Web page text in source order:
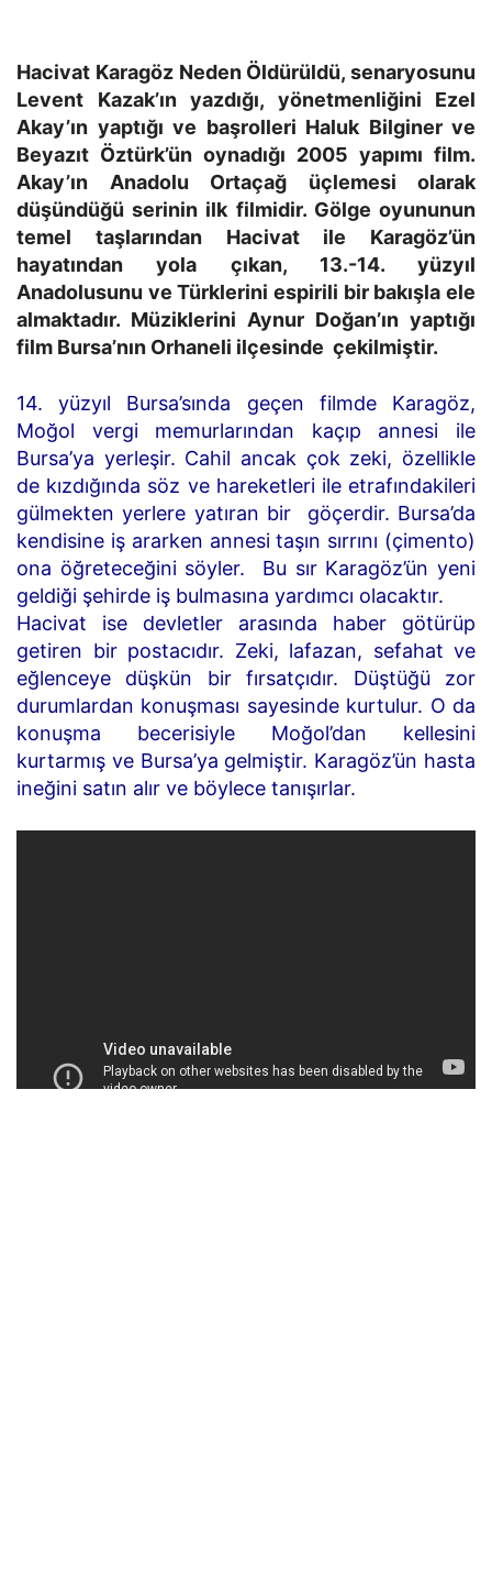
Hacivat Karagöz Neden Öldürüldü, senaryosunu
Levent Kazak’ın yazdığı, yönetmenliğini Ezel
Akay’ın yaptığı ve başrolleri Haluk Bilginer ve
Beyazıt Öztürk’ün oynadığı 2005 yapımı film.
Akay’ın Anadolu Ortaçağ üçlemesi olarak
düşündüğü serinin ilk filmidir. Gölge oyununun
temel taşlarından Hacivat ile Karagöz’ün
hayatından yola çıkan, 13.-14. yüzyıl
Anadolusunu ve Türklerini espirili bir bakışla ele
almaktadır. Müziklerini Aynur Doğan’ın yaptığı
film Bursa’nın Orhaneli ilçesinde çekilmiştir.
14. yüzyıl Bursa’sında geçen filmde Karagöz,
Moğol vergi memurlarından kaçıp annesi ile
Bursa’ya yerleşir. Cahil ancak çok zeki, özellikle
de kızdığında söz ve hareketleri ile etrafındakileri
gülmekten yerlere yatıran bir göçerdir. Bursa’da
kendisine iş ararken annesi taşın sırrını (çimento)
ona öğreteceğini söyler. Bu sır Karagöz’ün yeni
geldiği şehirde iş bulmasına yardımcı olacaktır.
Hacivat ise devletler arasında haber götürüp
getiren bir postacıdır. Zeki, lafazan, sefahat ve
eğlenceye düşkün bir fırsatçıdır. Düştüğü zor
durumlardan konuşması sayesinde kurtulur. O da
konuşma becerisiyle Moğol’dan kellesini
kurtarmış ve Bursa’ya gelmiştir. Karagöz’ün hasta
ineğini satın alır ve böylece tanışırlar.